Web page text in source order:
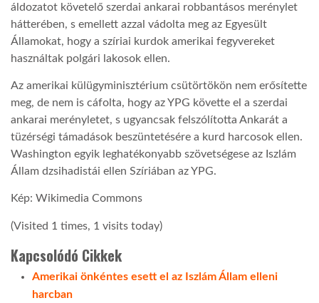
áldozatot követelő szerdai ankarai robbantásos merénylet
hátterében, s emellett azzal vádolta meg az Egyesült
Államokat, hogy a szíriai kurdok amerikai fegyvereket
használtak polgári lakosok ellen.
Az amerikai külügyminisztérium csütörtökön nem erősítette
meg, de nem is cáfolta, hogy az YPG követte el a szerdai
ankarai merényletet, s ugyancsak felszólította Ankarát a
tüzérségi támadások beszüntetésére a kurd harcosok ellen.
Washington egyik leghatékonyabb szövetségese az Iszlám
Állam dzsihadistái ellen Szíriában az YPG.
Kép: Wikimedia Commons
(Visited 1 times, 1 visits today)
Kapcsolódó Cikkek
Amerikai önkéntes esett el az Iszlám Állam elleni
harcban